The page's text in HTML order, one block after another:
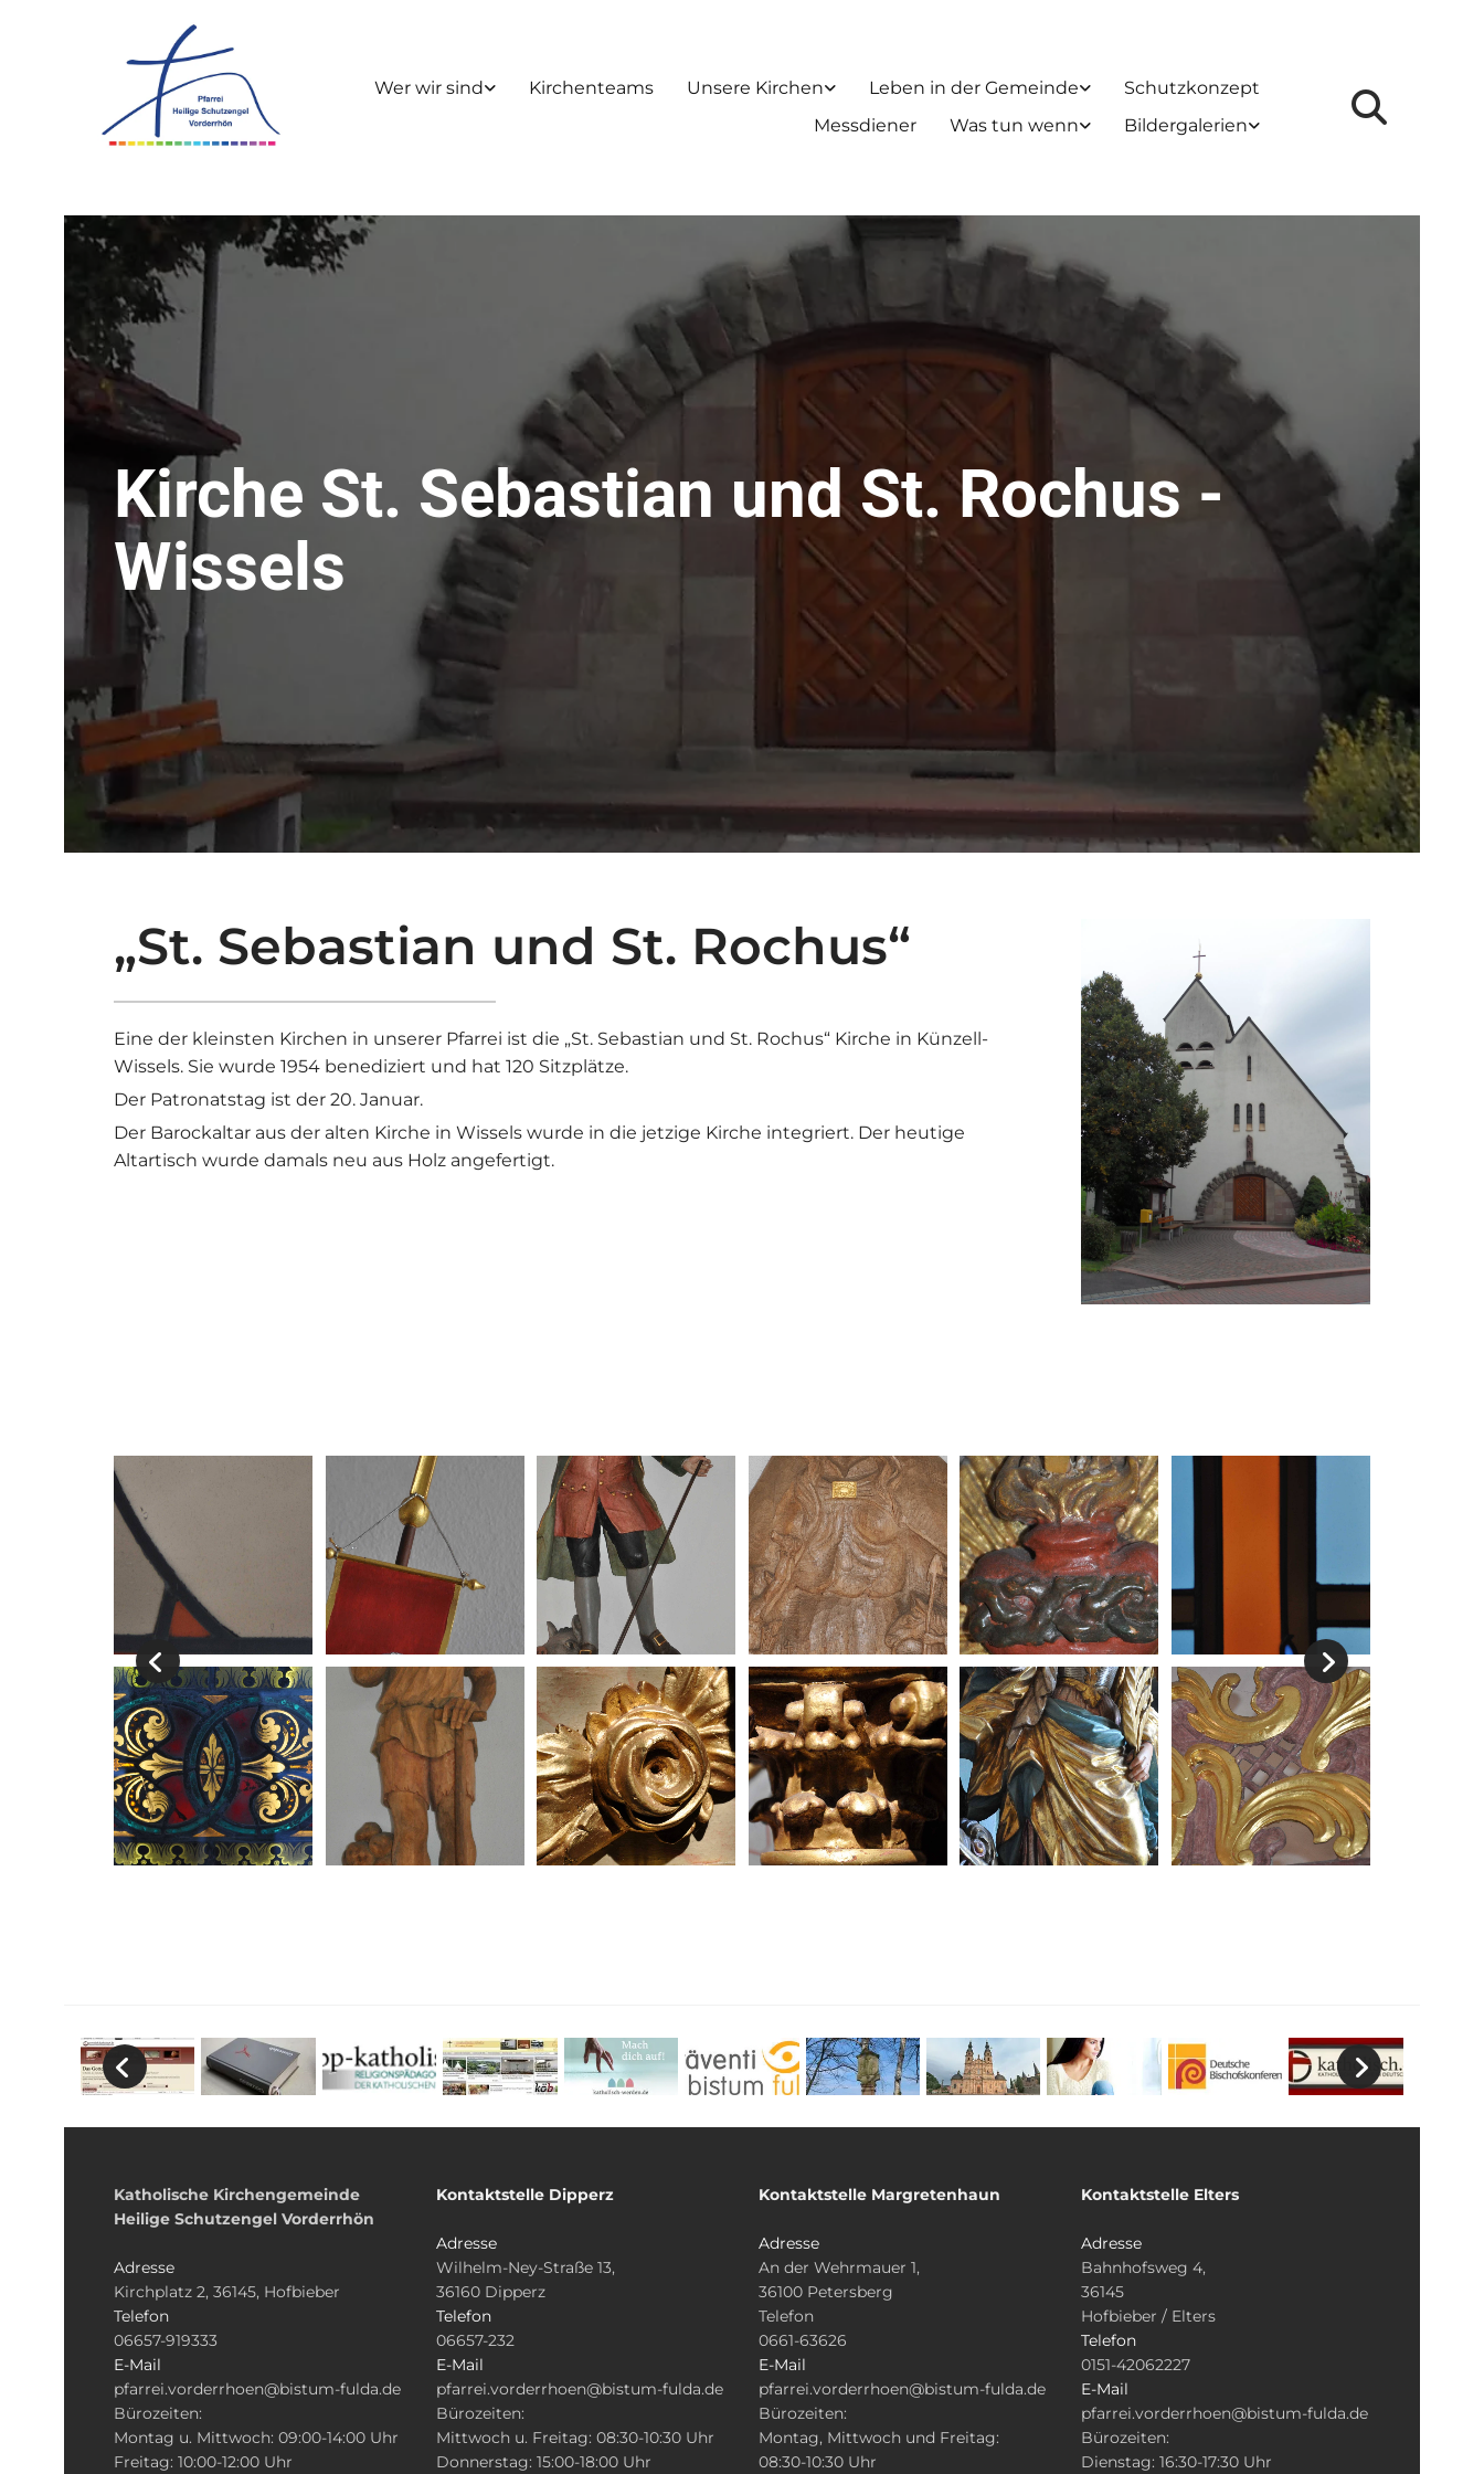
Wer wir sind Kirchenteams Unsere Kirchen Leben in der Gemeinde
Schutzkonzept
Messdiener
Was tun wenn Bildergalerien
Kirche St. Sebastian und St. Rochus -
Wissels
„St. Sebastian und St. Rochus“
Eine der kleinsten Kirchen in unserer Pfarrei ist die „St. Sebastian und St. Rochus“ Kirche in Künzell-
Wissels. Sie wurde 1954 benediziert und hat 120 Sitzplätze.
Der Patronatstag ist der 20. Januar.
Der Barockaltar aus der alten Kirche in Wissels wurde in die jetzige Kirche integriert. Der heutige
Altartisch wurde damals neu aus Holz angefertigt.
Katholische Kirchengemeinde
Heilige Schutzengel Vorderrhön
Adresse
Kirchplatz 2, 36145, Hofbieber
Telefon
06657-919333
E-Mail
pfarrei.vorderrhoen@bistum-fulda.de
Bürozeiten:
Montag u. Mittwoch: 09:00-14:00 Uhr
Freitag: 10:00-12:00 Uhr
Kontaktstelle Dipperz
Adresse
Wilhelm-Ney-Straße 13,
36160 Dipperz
Telefon
06657-232
E-Mail
pfarrei.vorderrhoen@bistum-fulda.de
Bürozeiten:
Mittwoch u. Freitag: 08:30-10:30 Uhr
Donnerstag: 15:00-18:00 Uhr
Kontaktstelle Margretenhaun
Adresse
An der Wehrmauer 1,
36100 Petersberg
Telefon
0661-63626
E-Mail
pfarrei.vorderrhoen@bistum-fulda.de
Bürozeiten:
Montag, Mittwoch und Freitag:
08:30-10:30 Uhr
Kontaktstelle Elters
Adresse
Bahnhofsweg 4,
36145
Hofbieber / Elters
Telefon
0151-42062227
E-Mail
pfarrei.vorderrhoen@bistum-fulda.de
Bürozeiten:
Dienstag: 16:30-17:30 Uhr